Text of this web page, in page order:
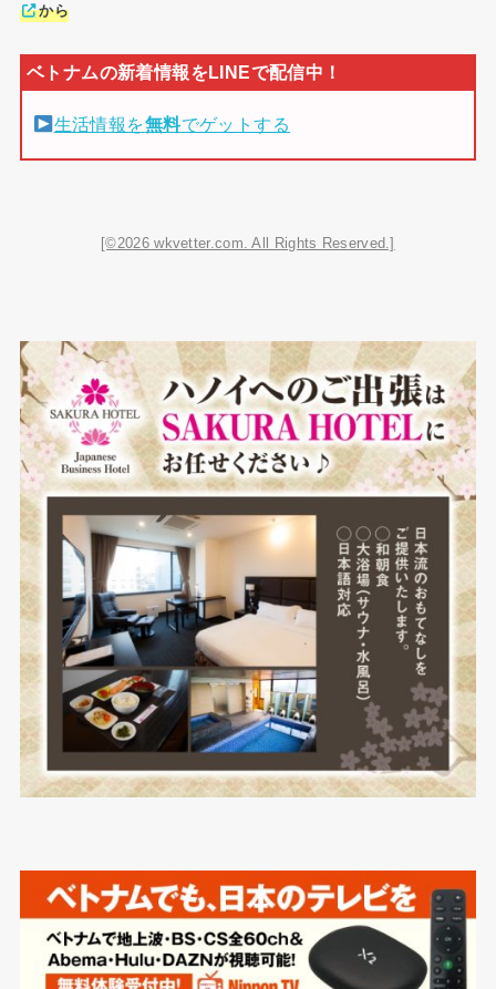
から
生活情報を無料でゲットする
[©2026 wkvetter.com. All Rights Reserved.]